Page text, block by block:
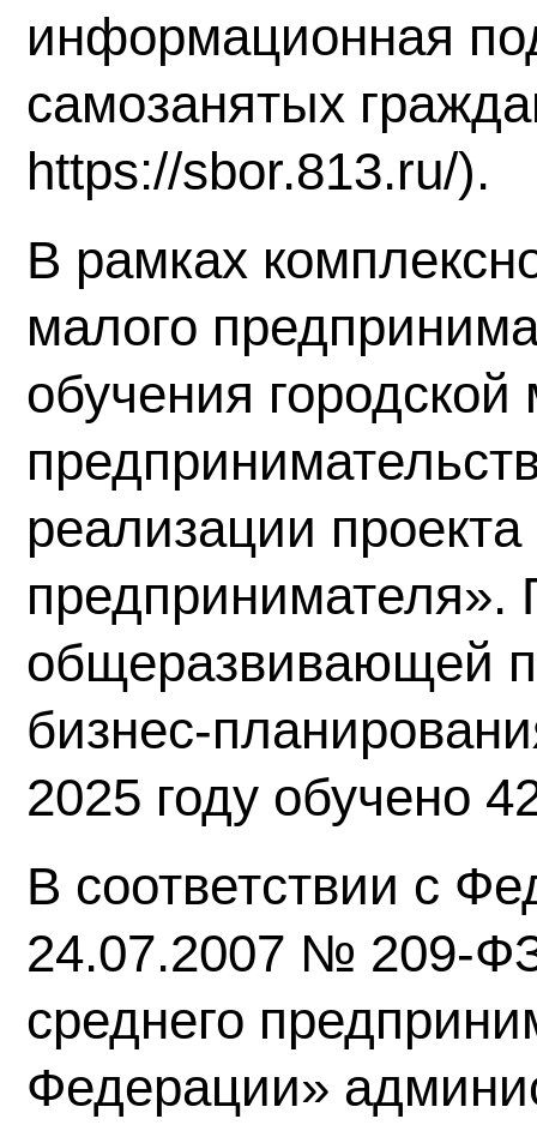
информационная
самозанятых
https://sbor.813.ru/).
В рамках
малого
обучения
реализации
предпринимателя».
общеразвивающей
бизнес-
2025 году обучено
В соответствии с
24.07.2007 № 209-
среднего
Федерации»